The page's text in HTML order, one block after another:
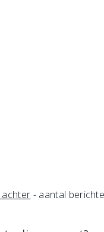
- aantal